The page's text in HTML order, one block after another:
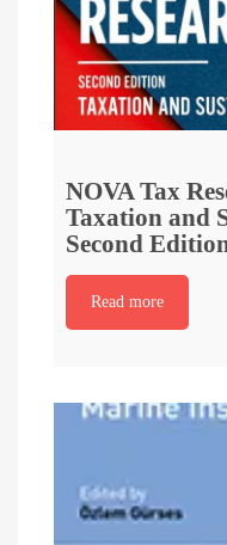
NOVA Tax
Taxation and
Second
Read more